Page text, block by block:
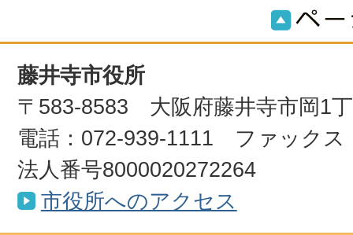
藤井寺市役所
〒583-8583 大阪府藤井寺市岡1
電話：072-939-1111 ファックス
法人番号8000020272264
市役所へのアクセス